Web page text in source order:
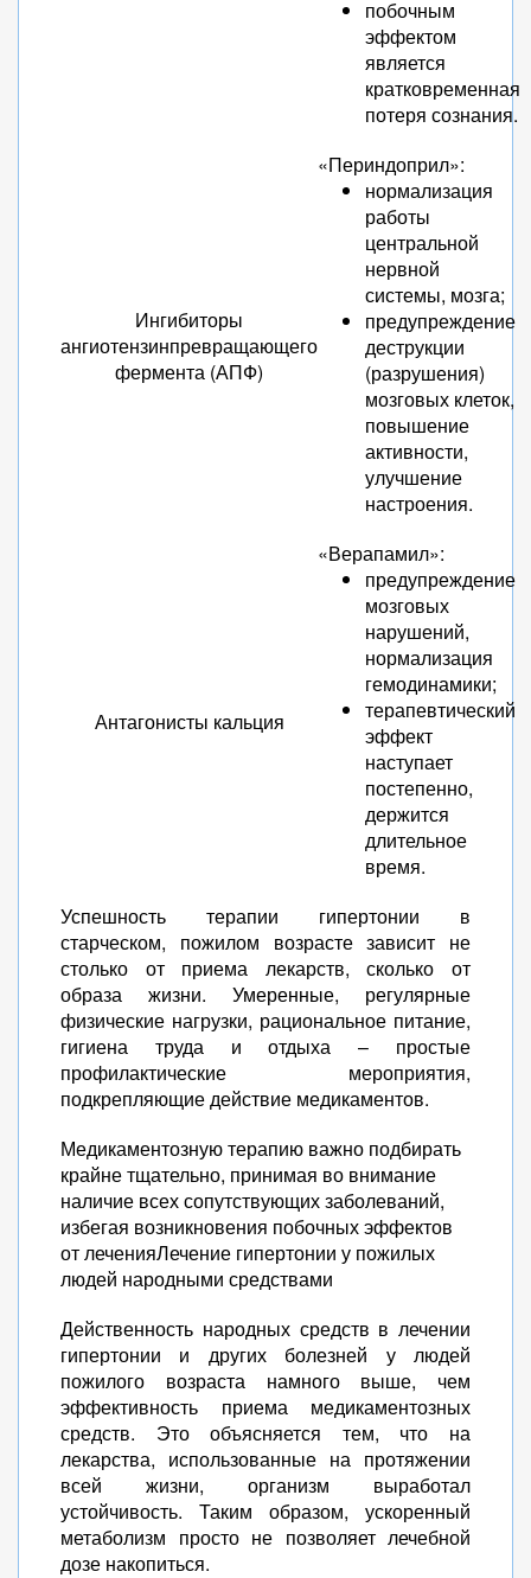
побочным
эффектом
является
кратковременная
потеря сознания.
Ингибиторы
ангиотензинпревращающего
фермента (АПФ)
«Периндоприл»:
нормализация
работы
центральной
нервной
системы, мозга;
предупреждение
деструкции
(разрушения)
мозговых клеток,
повышение
активности,
улучшение
настроения.
Антагонисты кальция
«Верапамил»:
предупреждение
мозговых
нарушений,
нормализация
гемодинамики;
терапевтический
эффект
наступает
постепенно,
держится
длительное
время.
Успешность терапии гипертонии в
старческом, пожилом возрасте зависит не
столько от приема лекарств, сколько от
образа жизни. Умеренные, регулярные
физические нагрузки, рациональное питание,
гигиена труда и отдыха – простые
профилактические мероприятия,
подкрепляющие действие медикаментов.
Медикаментозную терапию важно подбирать
крайне тщательно, принимая во внимание
наличие всех сопутствующих заболеваний,
избегая возникновения побочных эффектов
от леченияЛечение гипертонии у пожилых
людей народными средствами
Действенность народных средств в лечении
гипертонии и других болезней у людей
пожилого возраста намного выше, чем
эффективность приема медикаментозных
средств. Это объясняется тем, что на
лекарства, использованные на протяжении
всей жизни, организм выработал
устойчивость. Таким образом, ускоренный
метаболизм просто не позволяет лечебной
дозе накопиться.